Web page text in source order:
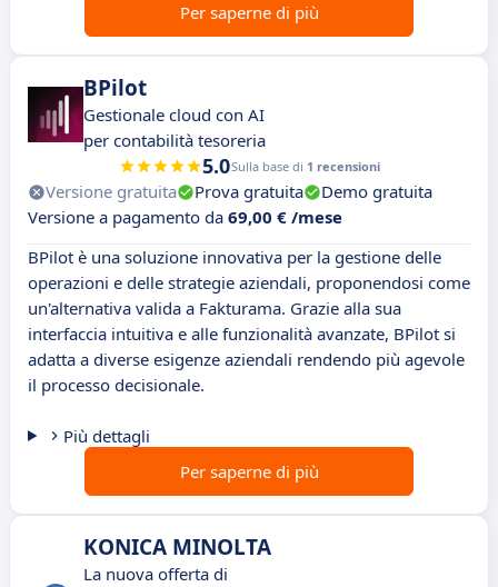
Per saperne di più
BPilot
Gestionale cloud con AI
per contabilità tesoreria
5.0Sulla base di 1 recensioni
Versione gratuita Prova gratuita
Demo gratuita
Versione a pagamento da 69,00 € /mese
BPilot è una soluzione innovativa per la gestione delle
operazioni e delle strategie aziendali, proponendosi come
un'alternativa valida a Fakturama. Grazie alla sua
interfaccia intuitiva e alle funzionalità avanzate, BPilot si
adatta a diverse esigenze aziendali rendendo più agevole
il processo decisionale.
Più dettagli
Per saperne di più
KONICA MINOLTA
La nuova offerta di